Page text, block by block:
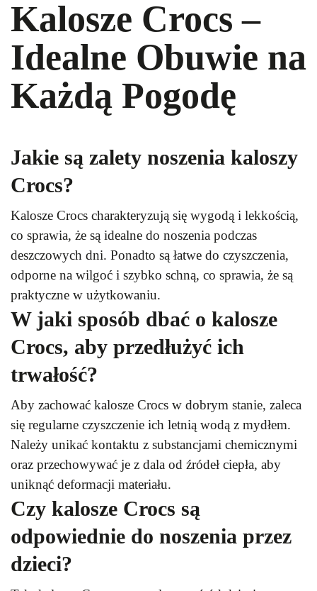
Kalosze Crocs –
Idealne Obuwie na
Każdą Pogodę
Jakie są zalety noszenia kaloszy
Crocs?
Kalosze Crocs charakteryzują się wygodą i lekkością,
co sprawia, że są idealne do noszenia podczas
deszczowych dni. Ponadto są łatwe do czyszczenia,
odporne na wilgoć i szybko schną, co sprawia, że są
praktyczne w użytkowaniu.
W jaki sposób dbać o kalosze
Crocs, aby przedłużyć ich
trwałość?
Aby zachować kalosze Crocs w dobrym stanie, zaleca
się regularne czyszczenie ich letnią wodą z mydłem.
Należy unikać kontaktu z substancjami chemicznymi
oraz przechowywać je z dala od źródeł ciepła, aby
uniknąć deformacji materiału.
Czy kalosze Crocs są
odpowiednie do noszenia przez
dzieci?